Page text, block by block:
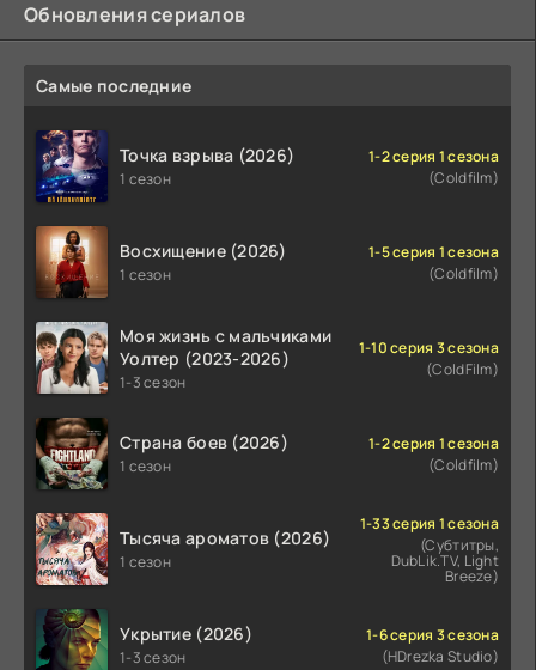
Обновления сериалов
Самые последние
Точка взрыва (2026)
1 сезон
1-2 серия 1 сезона
(Coldfilm)
Восхищение (2026)
1 сезон
1-5 серия 1 сезона
(Coldfilm)
Моя жизнь с мальчиками
Уолтер (2023-2026)
1-3 сезон
1-10 серия 3 сезона
(ColdFilm)
Страна боев (2026)
1 сезон
1-2 серия 1 сезона
(Coldfilm)
Тысяча ароматов (2026)
1 сезон
1-33 серия 1 сезона
(Субтитры,
DubLik.TV, Light
Breeze)
Укрытие (2026)
1-3 сезон
1-6 серия 3 сезона
(HDrezka Studio)